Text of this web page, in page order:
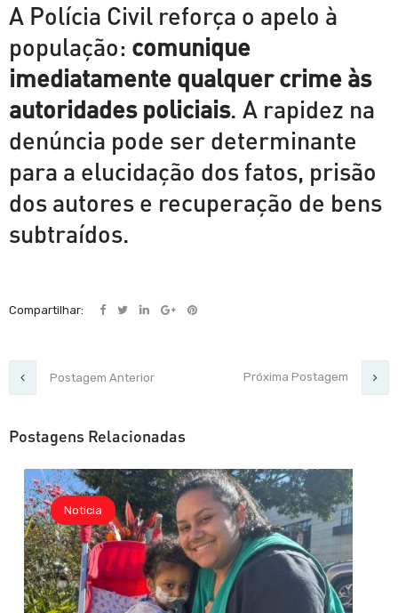
A Polícia Civil reforça o apelo à
população: comunique
imediatamente qualquer crime às
autoridades policiais. A rapidez na
denúncia pode ser determinante
para a elucidação dos fatos, prisão
dos autores e recuperação de bens
subtraídos.
Compartilhar:
Postagem Anterior Próxima Postagem
Postagens Relacionadas
Noticia